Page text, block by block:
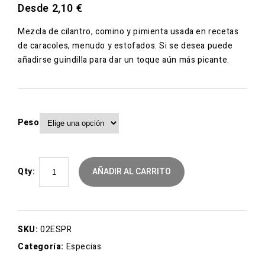
Desde 2,10 €
Mezcla de cilantro, comino y pimienta usada en recetas
de caracoles, menudo y estofados. Si se desea puede
añadirse guindilla para dar un toque aún más picante.
Peso
Qty: AÑADIR AL CARRITO
SKU: 02ESPR
Categoría: Especias